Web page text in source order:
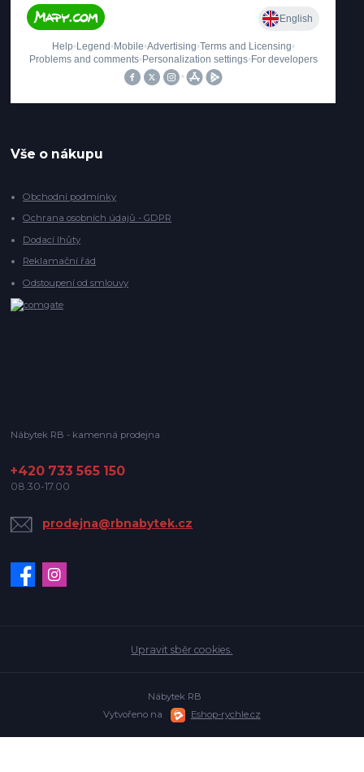
Vše o nákupu
Obchodní podmínky
Ochrana osobních údajů - GDPR
Dodací lhůty
Reklamační řád
Odstoupení od smlouvy
Nábytek RB - kamenná prodejna
+420 733 565 150
08.30-17.00
prodejna@rbnabytek.cz
Upravit sběr cookies.
Nábytek RB
Vytvořeno na
Eshop-rychle.cz